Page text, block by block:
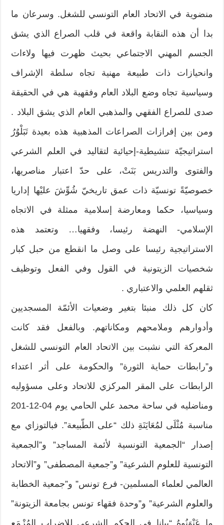
منضوية في الاتحاد العام التونسي للشغل. وسرعان ما
بدا أن هذه النقابة واقعة في قلب الصراع الذي يشق
الجسم المهني الاجتماعي بحيث ظهرت فيها ولاءات
وانحيازات ذات طبيعة مهنية تجاه سلطة الإشراف
وسياسية تجاه وضع البلاد العام وفقهية هي في الحقيقة
صدى للصراع الفقهي والمذهبي العام الذي يشق البلاد .
ومن بين إفرازات الصراعات المذهبية هذه بعيدة تَبَلْوُرُ
استراتيجيّة تنشيطية-إحيائية لتقاليد في العلم الشرعي
والفتوى والتدريس بَنَتْ، على حدّ اعتبار مناصريها،
خصوصيّةً تونسيّة ذات عمق تاريخيّ شُوِّشَ عليْها إداريا
وسياسيا، حكما ومعارضة إسلامية ممثلة في الاتجاه
الإسلامي- النهضة رئيسا، وفقهيا… وتعتمد هذه
الاستراتيجية رئيسا على وصل ما انقطع من حبل كبار
شخصيات الزيتونية في القول وفي الفعل وتوظيف
ثقلهم العلمي والاعتباري .
كان كل ذلك منبئا بتغير وضعيات الأئمّة المسجديين
وأدوارهم وملامحهم ومكاناتهم. وبالفعل فقد كانت
المعركة التي نشبت بين الاتحاد العام التونسي للشغل
و”رابطات حماية الثورة” والحكومة على أثر اعتداء
الرابطات على المقر المركزي للاتحاد وعلى مسؤوليه
ومناضليه في ساحة محمد علي الحامي يوم 04-12-201
مناسبة مُثْلَى لمُعَايَنَةِ ذلك “على الطّبيعة”. فبالتوزاي مع
إصدار “الجمعية التونسية لأئمة المساجد” و”الجمعية
التونسية للعلوم الشرعية” و”جمعية المصطفى” و”الاتحاد
العالمي لعلماء المسلمين- فرع تونس” و”جمعية الخطابة
والعلوم الشرعية” و”وحدة فقهاء تونس بجامعة الزيتونة”
ما عَنْوَنُوهُ “بيانا في الحكم الشرعي للإضراب المُزْمَعِ